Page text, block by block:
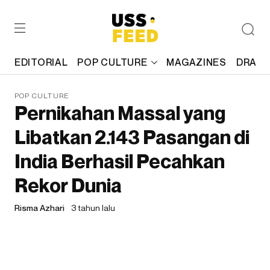
EDITORIAL POP CULTURE MAGAZINES
POP CULTURE
Pernikahan Massal yang
Libatkan 2.143 Pasangan di
India Berhasil Pecahkan
Rekor Dunia
Risma Azhari 3 tahun lalu